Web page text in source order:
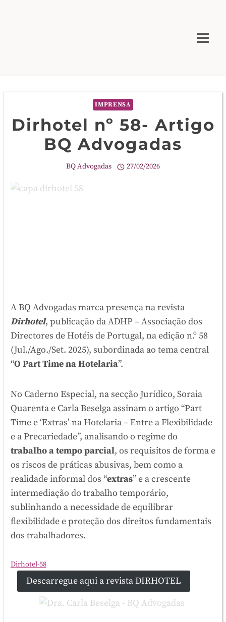
IMPRENSA
Dirhotel nº 58- Artigo
BQ Advogadas
BQ Advogadas 27/02/2026
A BQ Advogadas marca presença na revista
Dirhotel, publicação da ADHP – Associação dos
Directores de Hotéis de Portugal, na edição n.º 58
(Jul./Ago./Set. 2025), subordinada ao tema central
“O Part Time na Hotelaria”.
No Caderno Especial, na secção Jurídico, Soraia
Quarenta e Carla Beselga assinam o artigo “Part
Time e ‘Extras’ na Hotelaria – Entre a Flexibilidade
e a Precariedade”, analisando o regime do
trabalho a tempo parcial, os requisitos de forma e
os riscos de práticas abusivas, bem como a
realidade informal dos “extras” e a crescente
intermediação do trabalho temporário,
sublinhando a necessidade de equilibrar
flexibilidade e proteção dos direitos fundamentais
dos trabalhadores.
Dirhotel-58
Descarregue aqui a revista DIRHOTEL